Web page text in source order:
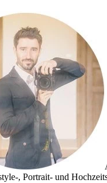
, Portrait- und